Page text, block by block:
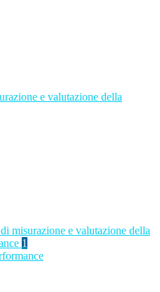
e valutazione della
misurazione e valutazione della
1